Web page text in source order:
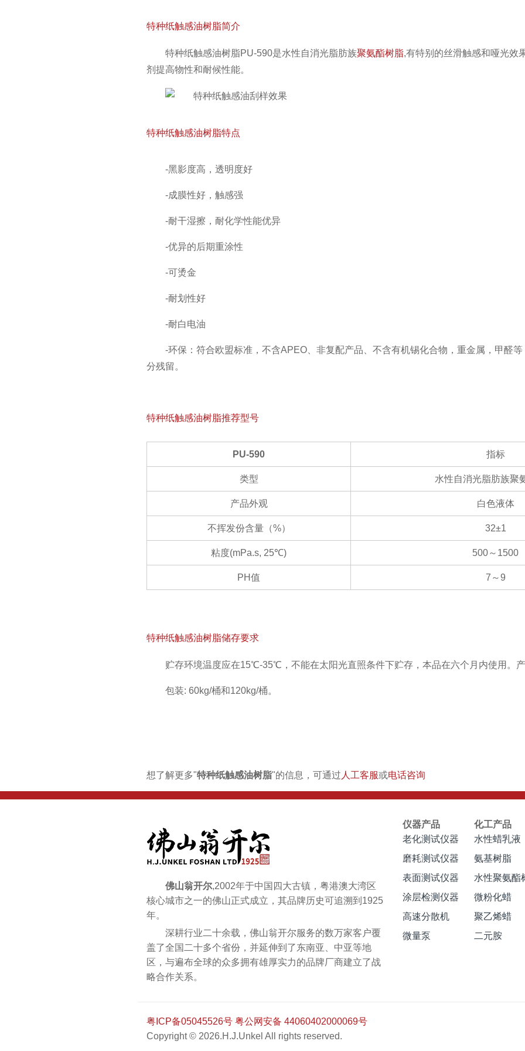
特种纸触感油树脂简介
特种纸触感油树脂PU-590是水性自消光脂肪族聚氨酯树脂,有特别的丝滑触感和哑光效
剂提高物性和耐候性能。
特种纸触感油树脂特点
-黑影度高，透明度好
-成膜性好，触感强
-耐干湿擦，耐化学性能优异
-优异的后期重涂性
-可烫金
-耐划性好
-耐白电油
-环保：符合欧盟标准，不含APEO、非复配产品、不含有机锡化合物，重金属，甲醛
分残留。
特种纸触感油树脂推荐型号
PU-590 指标
类型 水性自消光脂肪族聚
产品外观 白色液体
不挥发份含量（%） 32±1
粘度(mPa.s, 25℃) 500～1500
PH值 7～9
特种纸触感油树脂储存要求
贮存环境温度应在15℃-35℃，不能在太阳光直照条件下贮存，本品在六个月内使用。产
包装: 60kg/桶和120kg/桶。
想了解更多"特种纸触感油树脂"的信息，可通过 人工客服或电话咨询
佛山翁开尔,2002年于中国四大古镇，粤港澳大湾区
核心城市之一的佛山正式成立，其品牌历史可追溯到1925
年。
深耕行业二十余载，佛山翁开尔服务的数万家客户覆
盖了全国二十多个省份，并延伸到了东南亚、中亚等地
区，与遍布全球的众多拥有雄厚实力的品牌厂商建立了战
略合作关系。
仪器产品
老化测试仪器
磨耗测试仪器
表面测试仪器
涂层检测仪器
高速分散机
微量泵
化工产品
水性蜡乳液
氨基树脂
水性聚氨酯
微粉化蜡
聚乙烯蜡
二元胺
粤ICP备05045526号 粤公网安备 44060402000069号
Copyright © 2026.H.J.Unkel All rights reserved.